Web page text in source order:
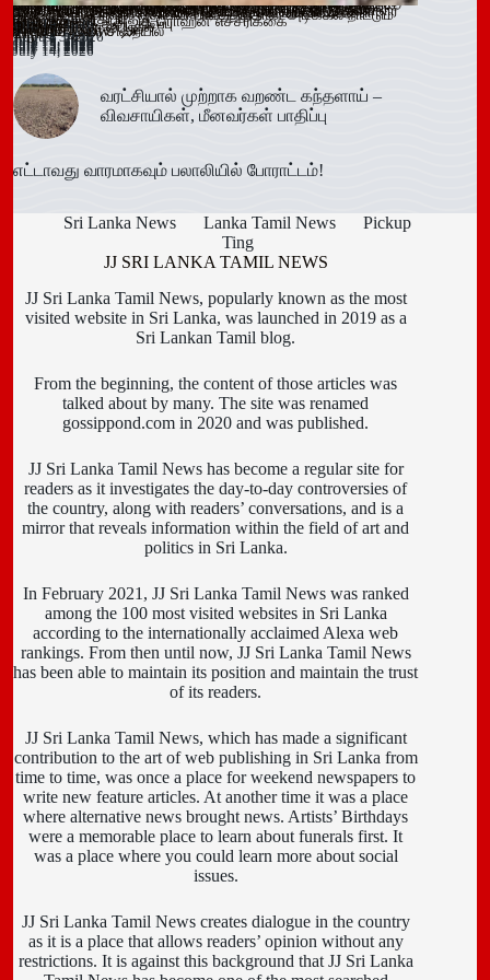
மீனவர்கள் பாதிப்பு
August 3, 2026
டெங்கு உறுதி
July 16, 2026
விளம்பரங்கள் – அஜித் ரொஹன எச்சரிக்கை
July 15, 2026
முறியடிப்பு
July 15, 2026
வவுனியா மாநகர முதல்வரை பதவி நீக்கும் வர்த்தமானிக்கு
இடைக்காலத் தடை நீடிப்பு
July 15, 2026
கந்தளாயில் பொலிஸ் விசேட சோதனை!
July 15, 2026
வவுனியா – போகஸ்வெவ வீதி (B442) அபிவிருத்திப் பணிகள்
ஆரம்பம்!
July 15, 2026
அரச அதிகாரிகளுக்கான விடுமுறை விதிகளில் திருத்தம்;
அமைச்சரவை ஒப்புதல்
July 15, 2026
மஸ்கெலியா பொலிஸ் பிரிவில் போதைப்பொருளுடன் இருவர்
கைது!
July 15, 2026
பூநகரி பிரதேச செயலகத்தின் புதிய உதவிப் பிரதேச செயலாளர்
கடமையேற்பு!
July 15, 2026
யாழ். மாவட்ட கல்வி அபிவிருத்தி உப குழுக் கூட்டம்!
July 15, 2026
புதுக்குடியிருப்பு பாடசாலையில் பதற்றம்; சக மாணவர்களை
தாக்கிய மூவர் சிறையில்
July 14, 2026
கல்வயல் நுணாவில் வீதியின் பாலத்திற்கான அடிக்கல் நாட்டும்
விழா!
July 14, 2026
Trending now
வரட்சியால் முற்றாக வறண்ட கந்தளாய் –
விவசாயிகள், மீனவர்கள் பாதிப்பு
எட்டாவது வாரமாகவும் பலாலியில் போராட்டம்!
Sri Lanka News Lanka Tamil News
Pickup
Ting
JJ SRI LANKA TAMIL NEWS
JJ Sri Lanka Tamil News, popularly known as the most
visited website in Sri Lanka, was launched in 2019 as a
Sri Lankan Tamil blog.
From the beginning, the content of those articles was
talked about by many. The site was renamed
gossippond.com in 2020 and was published.
JJ Sri Lanka Tamil News has become a regular site for
readers as it investigates the day-to-day controversies of
the country, along with readers’ conversations, and is a
mirror that reveals information within the field of art and
politics in Sri Lanka.
In February 2021, JJ Sri Lanka Tamil News was ranked
among the 100 most visited websites in Sri Lanka
according to the internationally acclaimed Alexa web
rankings. From then until now, JJ Sri Lanka Tamil News
has been able to maintain its position and maintain the trust
of its readers.
JJ Sri Lanka Tamil News, which has made a significant
contribution to the art of web publishing in Sri Lanka from
time to time, was once a place for weekend newspapers to
write new feature articles. At another time it was a place
where alternative news brought news. Artists’ Birthdays
were a memorable place to learn about funerals first. It
was a place where you could learn more about social
issues.
JJ Sri Lanka Tamil News creates dialogue in the country
as it is a place that allows readers’ opinion without any
restrictions. It is against this background that JJ Sri Lanka